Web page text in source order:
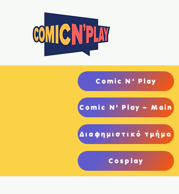
Comic N' Play
Comic N' Play – Main
Διαφημιστικό τμήμα
Cosplay